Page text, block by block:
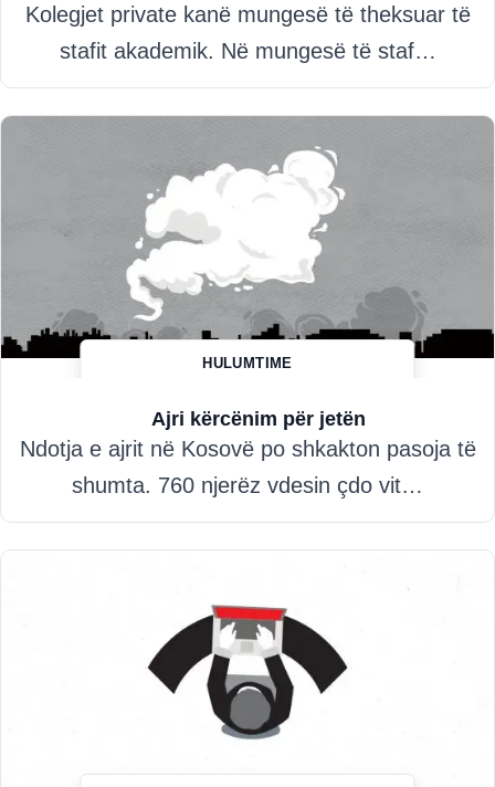
Kolegjet private kanë mungesë të theksuar të
stafit akademik. Në mungesë të staf…
HULUMTIME
Ajri kërcënim për jetën
Ndotja e ajrit në Kosovë po shkakton pasoja të
shumta. 760 njerëz vdesin çdo vit…